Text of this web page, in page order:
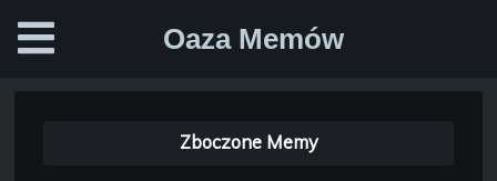
Oaza Memów
Zboczone Memy